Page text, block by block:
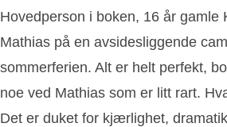
Hovedperson i boken, 16 år gamle
Mathias på en avsidesliggende
sommerferien. Alt er helt perfekt,
noe ved Mathias som er litt rart.
Det er duket for kjærlighet,